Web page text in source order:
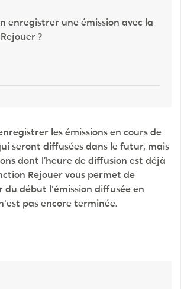
enregistrer une émission avec la
?
les émissions en cours de
seront diffusées dans le futur, mais
dont l’heure de diffusion est déjà
Rejouer vous permet de
du début l'émission diffusée en
pas encore terminée.